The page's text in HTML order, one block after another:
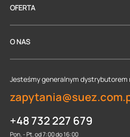
OFERTA
O NAS
Jesteśmy generalnym dystrybutorem
+48 732 227 679
Pon. - Pt. od 7:00 do 16:00